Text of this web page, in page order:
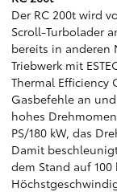
Der RC 200t wird
Scroll-Turbolader
bereits in anderen
Triebwerk mit
Thermal
Gasbefehle an
hohes
PS/180 kW, das
Damit
dem Stand auf